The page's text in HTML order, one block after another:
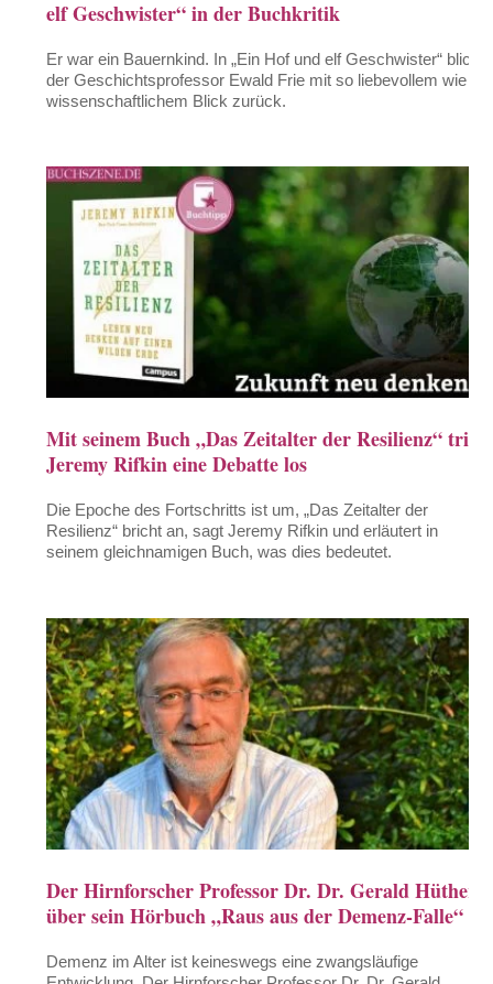
elf Geschwister“ in der Buchkritik
Er war ein Bauernkind. In „Ein Hof und elf Geschwister“ blickt
der Geschichtsprofessor Ewald Frie mit so liebevollem wie
wissenschaftlichem Blick zurück.
Mit seinem Buch „Das Zeitalter der Resilienz“ tritt
Jeremy Rifkin eine Debatte los
Die Epoche des Fortschritts ist um, „Das Zeitalter der
Resilienz“ bricht an, sagt Jeremy Rifkin und erläutert in
seinem gleichnamigen Buch, was dies bedeutet.
Der Hirnforscher Professor Dr. Dr. Gerald Hüther
über sein Hörbuch „Raus aus der Demenz-Falle“
Demenz im Alter ist keineswegs eine zwangsläufige